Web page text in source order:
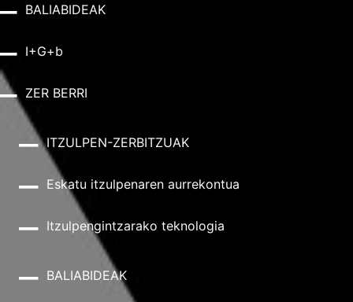
BALIABIDEAK
I+G+b
ZER BERRI
ITZULPEN-ZERBITZUAK
Eskatu itzulpenaren aurrekontua
Itzulpengintzarako teknologia
BALIABIDEAK